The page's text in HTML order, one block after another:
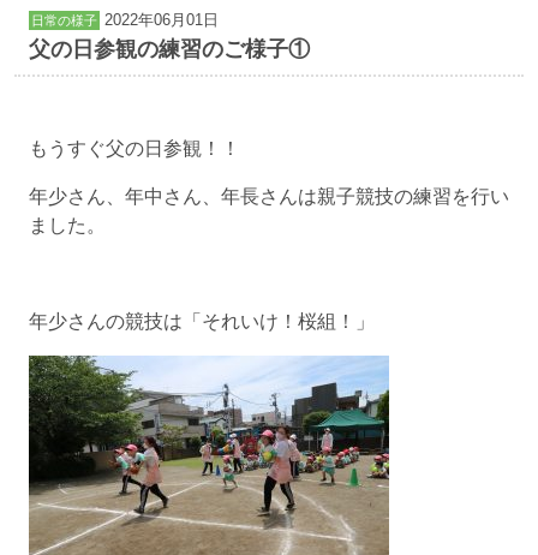
日常の様子 2022年06月01日
父の日参観の練習のご様子①
もうすぐ父の日参観！！
年少さん、年中さん、年長さんは親子競技の練習を行い
ました。
年少さんの競技は「それいけ！桜組！」